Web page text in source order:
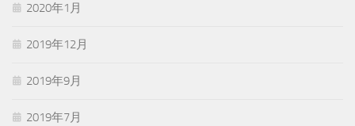
2020年1月
2019年12月
2019年9月
2019年7月